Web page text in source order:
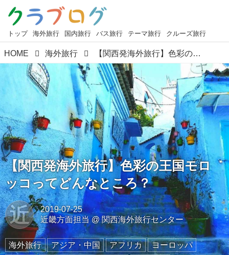
トップ 海外旅行 国内旅行 バス旅行 テーマ旅行 クルーズ旅行
HOME 海外旅行 【関西発海外旅行】色彩の王国モロッコってどんなところ？
【関西発海外旅行】色彩の王国モロ
ッコってどんなところ？
近
2019-07-25
近畿方面担当@関西海外旅行センター
海外旅行 アジア・中国 アフリカ
ヨーロッパ